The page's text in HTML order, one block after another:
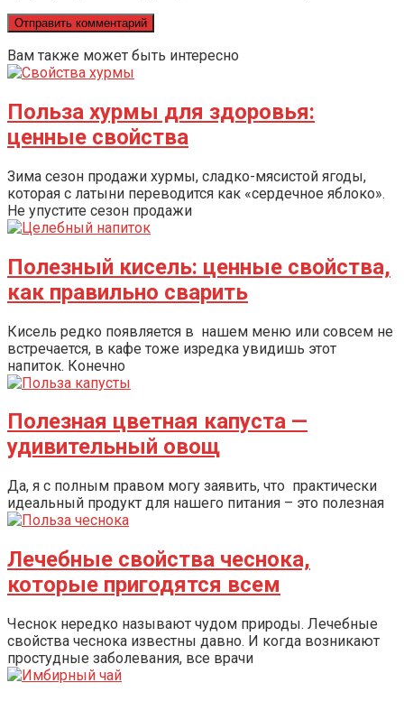
Вам также может быть интересно
Польза хурмы для здоровья:
ценные свойства
Зима сезон продажи хурмы, сладко-мясистой ягоды,
которая с латыни переводится как «сердечное яблоко».
Не упустите сезон продажи
Полезный кисель: ценные свойства,
как правильно сварить
Кисель редко появляется в нашем меню или совсем не
встречается, в кафе тоже изредка увидишь этот
напиток. Конечно
Полезная цветная капуста —
удивительный овощ
Да, я с полным правом могу заявить, что практически
идеальный продукт для нашего питания – это полезная
Лечебные свойства чеснока,
которые пригодятся всем
Чеснок нередко называют чудом природы. Лечебные
свойства чеснока известны давно. И когда возникают
простудные заболевания, все врачи